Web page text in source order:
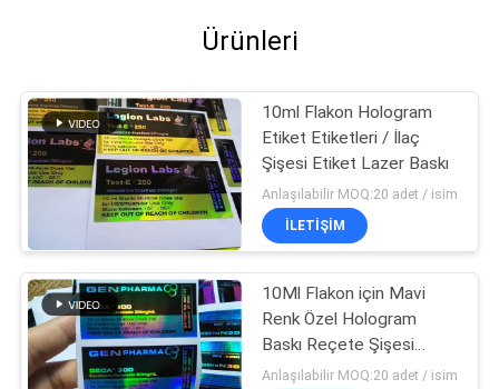
Ürünleri
10ml Flakon Hologram
Etiket Etiketleri / İlaç
Şişesi Etiket Lazer Baskı
Anlaşılabilir MOQ:20 adet / isim
İLETIŞIM
10Ml Flakon için Mavi
Renk Özel Hologram
Baskı Reçete Şişesi
Etiket
Anlaşılabilir MOQ:20 adet / isim